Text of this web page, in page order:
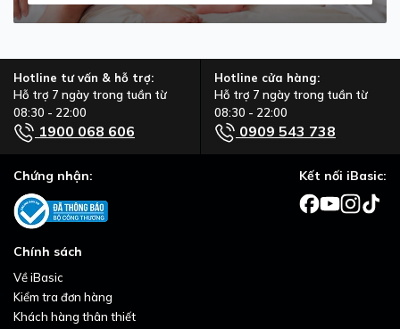
Hotline tư vấn & hỗ trợ:
Hỗ trợ 7 ngày trong tuần từ
08:30 - 22:00
1900 068 606
Hotline cửa hàng:
Hỗ trợ 7 ngày trong tuần từ
08:30 - 22:00
0909 543 738
Chính sách
Về iBasic
Kiểm tra đơn hàng
Khách hàng thân thiết
Chứng nhận: Kết nối iBasic: